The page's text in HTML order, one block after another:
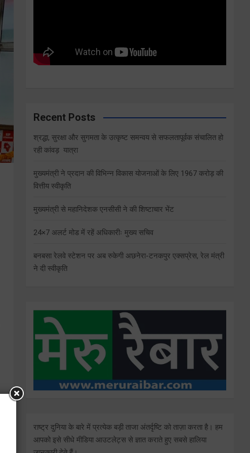
Recent Posts
श्रद्धा, सुरक्षा और सुगमता के उत्कृष्ट समन्वय से सफलतापूर्वक संचालित हो
रही कांवड़ यात्रा
मुख्यमंत्री ने प्रदान की विभिन्न विकास योजनाओं के लिए 1967 करोड़ की
वित्तीय स्वीकृति
मुख्यमंत्री से महानिदेशक एनसीसी ने की शिष्टाचार भेंट
24×7 अलर्ट मोड में रहें अधिकारीः मुख्य सचिव
बनबसा रेलवे स्टेशन पर अब रुकेगी अछनेरा-टनकपुर एक्सप्रेस, रेल मंत्री
ने दी स्वीकृति
राष्ट्र दुनिया के बारे में प्रत्येक बड़ी ताजा अंतर्दृष्टि को ताज़ा करता है। हम
आपको इसे सीधे मीडिया आउटलेट्स से ज्ञात कराते हुए सबसे हालिया